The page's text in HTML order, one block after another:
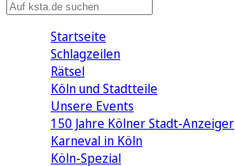
Startseite
Schlagzeilen
Rätsel
Köln und Stadtteile
Unsere Events
150 Jahre Kölner Stadt-Anzeiger
Karneval in Köln
Köln-Spezial